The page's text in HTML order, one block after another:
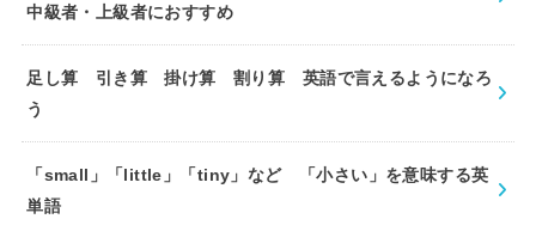
中級者・上級者におすすめ
足し算 引き算 掛け算 割り算 英語で言えるようになろ
う
「small」「little」「tiny」など 「小さい」を意味する英
単語